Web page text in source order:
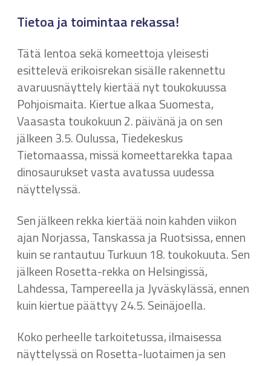
Tietoa ja toimintaa rekassa!
Tätä lentoa sekä komeettoja yleisesti
esittelevä erikoisrekan sisälle rakennettu
avaruusnäyttely kiertää nyt toukokuussa
Pohjoismaita. Kiertue alkaa Suomesta,
Vaasasta toukokuun 2. päivänä ja on sen
jälkeen 3.5. Oulussa, Tiedekeskus
Tietomaassa, missä komeettarekka tapaa
dinosaurukset vasta avatussa uudessa
näyttelyssä.
Sen jälkeen rekka kiertää noin kahden viikon
ajan Norjassa, Tanskassa ja Ruotsissa, ennen
kuin se rantautuu Turkuun 18. toukokuuta. Sen
jälkeen Rosetta-rekka on Helsingissä,
Lahdessa, Tampereella ja Jyväskylässä, ennen
kuin kiertue päättyy 24.5. Seinäjoella.
Koko perheelle tarkoitetussa, ilmaisessa
näyttelyssä on Rosetta-luotaimen ja sen